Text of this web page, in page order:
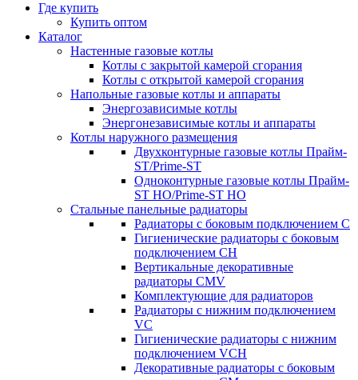
Где купить
Купить оптом
Каталог
Настенные газовые котлы
Котлы с закрытой камерой сгорания
Котлы с открытой камерой сгорания
Напольные газовые котлы и аппараты
Энергозависимые котлы
Энергонезависимые котлы и аппараты
Котлы наружного размещения
Двухконтурные газовые котлы Прайм-
ST/Prime-ST
Одноконтурные газовые котлы Прайм-
ST HO/Prime-ST HO
Стальные панельные радиаторы
Радиаторы c боковым подключением C
Гигиенические радиаторы c боковым
подключением CH
Вертикальные декоративные
радиаторы CMV
Комплектующие для радиаторов
Радиаторы c нижним подключением
VC
Гигиенические радиаторы c нижним
подключением VCH
Декоративные радиаторы с боковым